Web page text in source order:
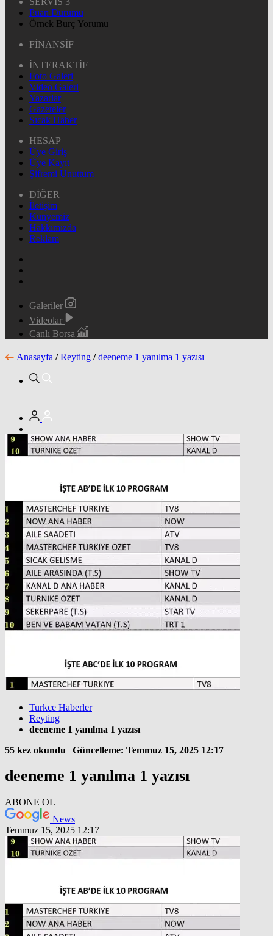
Puan Durumu
Örnek Burç Yorumu
FİNANSİF
İNTERAKTİF
Foto Galeri
Video Galeri
Yazarlar
Gazeteler
Sıcak Haber
HESAP
Üye Giriş
Üye Kayıt
Şifremi Unuttum
DİĞER
İletişim
Künyemiz
Hakkımızda
Reklam
Galeriler
Videolar
Canlı Borsa
Anasayfa / Reyting / deeneme 1 yanılma 1 yazısı
Turkce Haberler
Reyting
deeneme 1 yanılma 1 yazısı
55 kez okundu | Güncelleme: Temmuz 15, 2025 12:17
deeneme 1 yanılma 1 yazısı
ABONE OL
News
Temmuz 15, 2025 12:17